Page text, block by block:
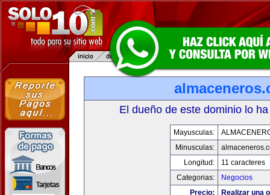
El dueño de este dominio lo
Mayusculas:
Minusculas:
Longitud:
11 caracteres
Categorias:
Negocios
Precio:
Realizar una